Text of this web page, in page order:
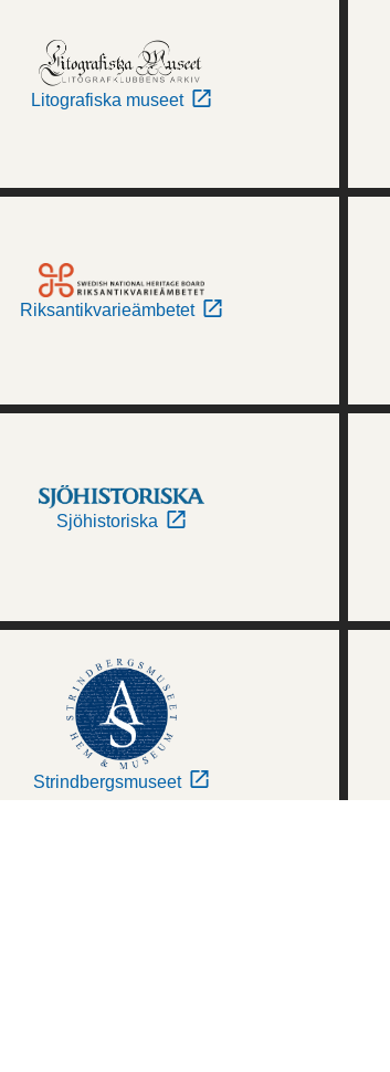
Litografiska museet
Riksantikvarieämbetet
Sjöhistoriska
Strindbergsmuseet